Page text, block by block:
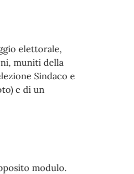
elettorale,
muniti della
Sindaco e
e di un
modulo.